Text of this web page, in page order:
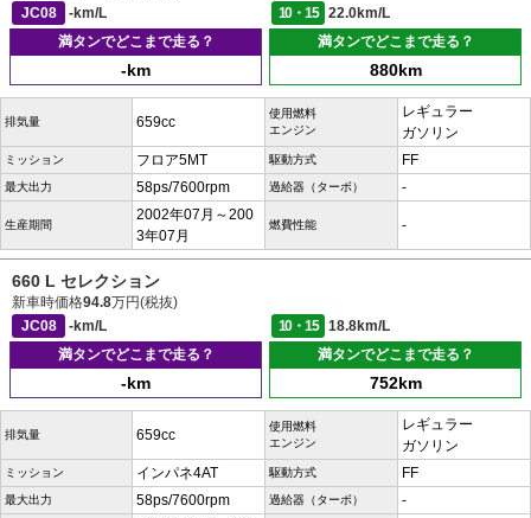
JC08
-km/L 10・15
22.0km/L
満タンでどこまで走る？
-km
満タンでどこまで走る？
880km
排気量 659cc
使用燃料
エンジン
レギュラー
ガソリン
ミッション フロア5MT 駆動方式 FF
最大出力 58ps/7600rpm 過給器（ターボ） -
生産期間
2002年07月～200
3年07月
燃費性能 -
660 L セレクション
新車時価格94.8万円(税抜)
JC08
-km/L 10・15
18.8km/L
満タンでどこまで走る？
-km
満タンでどこまで走る？
752km
排気量 659cc
使用燃料
エンジン
レギュラー
ガソリン
ミッション インパネ4AT 駆動方式 FF
最大出力 58ps/7600rpm 過給器（ターボ） -